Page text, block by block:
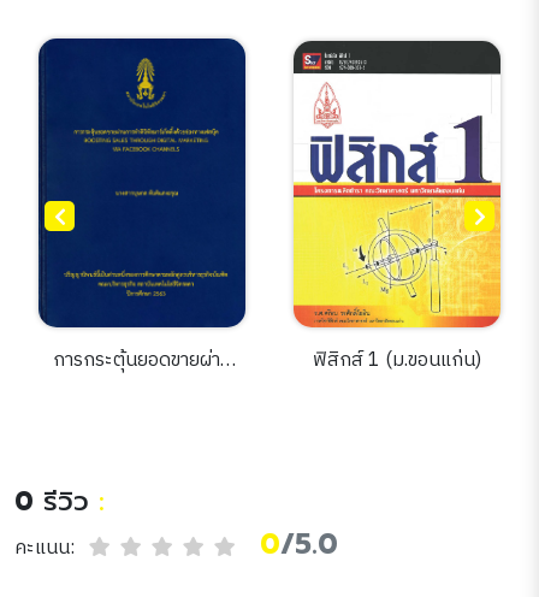
การกระตุ้นยอดขายผ่าน
ฟิสิกส์ 1 (ม.ขอนแก่น)
0 รีวิว :
คะแนน: 0/5.0